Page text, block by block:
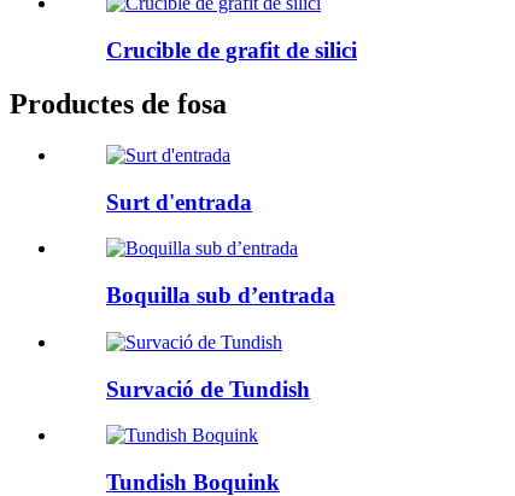
Crucible de grafit de silici
Productes de fosa
Surt d'entrada
Boquilla sub d’entrada
Survació de Tundish
Tundish Boquink